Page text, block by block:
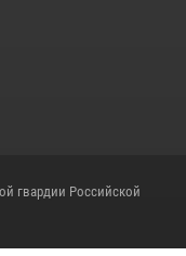
гвардии Российской